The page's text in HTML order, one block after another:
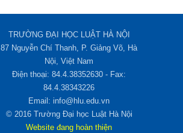
TRƯỜNG ĐẠI HỌC LUẬT HÀ NỘI
87 Nguyễn Chí Thanh, P. Giảng Võ, Hà
Nội, Việt Nam
Điện thoại: 84.4.38352630 - Fax:
84.4.38343226
Email: info@hlu.edu.vn
© 2016 Trường Đại học Luật Hà Nội
Website đang hoàn thiện